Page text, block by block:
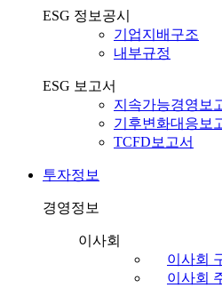
ESG 정보공시
기업지배구조
내부규정
ESG 보고서
지속가능경영보
기후변화대응보
TCFD보고서
투자정보
경영정보
이사회
이사회
이사회